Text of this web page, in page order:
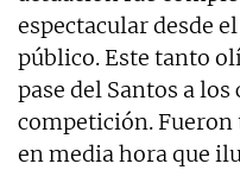
espectacular desde
público. Este tanto
pase del Santos a
competición.
en media hora que